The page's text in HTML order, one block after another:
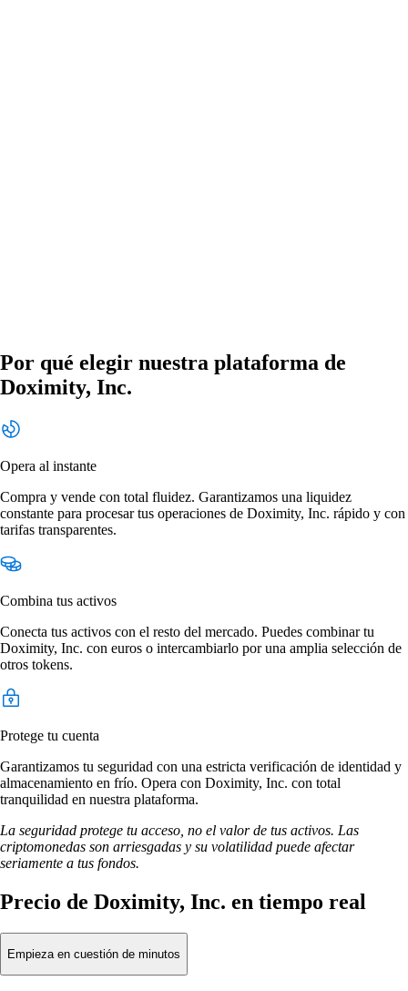
Por qué elegir nuestra plataforma de
Doximity, Inc.
Opera al instante
Compra y vende con total fluidez. Garantizamos una liquidez
constante para procesar tus operaciones de Doximity, Inc. rápido y con
tarifas transparentes.
Combina tus activos
Conecta tus activos con el resto del mercado. Puedes combinar tu
Doximity, Inc. con euros o intercambiarlo por una amplia selección de
otros tokens.
Protege tu cuenta
Garantizamos tu seguridad con una estricta verificación de identidad y
almacenamiento en frío. Opera con Doximity, Inc. con total
tranquilidad en nuestra plataforma.
La seguridad protege tu acceso, no el valor de tus activos. Las
criptomonedas son arriesgadas y su volatilidad puede afectar
seriamente a tus fondos.
Precio de Doximity, Inc. en tiempo real
Empieza en cuestión de minutos